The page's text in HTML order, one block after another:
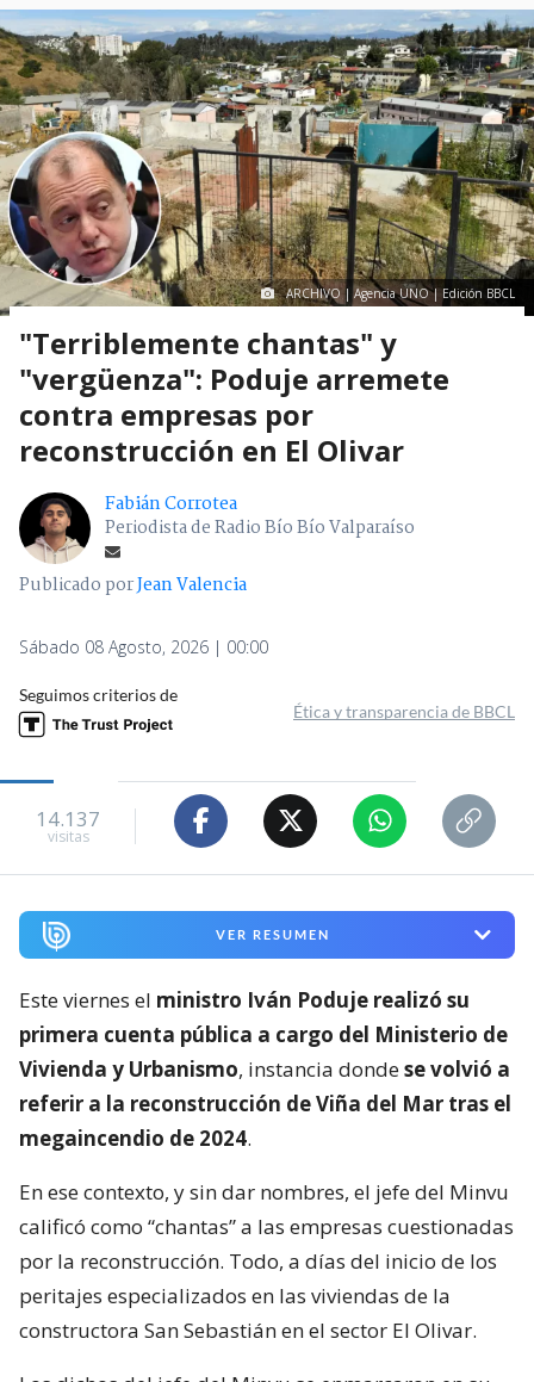
ARCHIVO | Agencia UNO | Edición BBCL
"Terriblemente chantas" y
"vergüenza": Poduje arremete
contra empresas por
reconstrucción en El Olivar
Fabián Corrotea
Periodista de Radio Bío Bío Valparaíso
Publicado porJean Valencia
Sábado 08 Agosto, 2026 | 00:00
Seguimos criterios de
Ética y transparencia de BBCL
14.137
visitas
VER RESUMEN
Este viernes el ministro Iván Poduje realizó su
primera cuenta pública a cargo del Ministerio de
Vivienda y Urbanismo, instancia dondese volvió a
referir a la reconstrucción de Viña del Mar tras el
megaincendio de 2024.
En ese contexto, y sin dar nombres, el jefe del Minvu
calificó como “chantas” a las empresas cuestionadas
por la reconstrucción. Todo, a días del inicio de los
peritajes especializados en las viviendas de la
constructora San Sebastián en el sector El Olivar.